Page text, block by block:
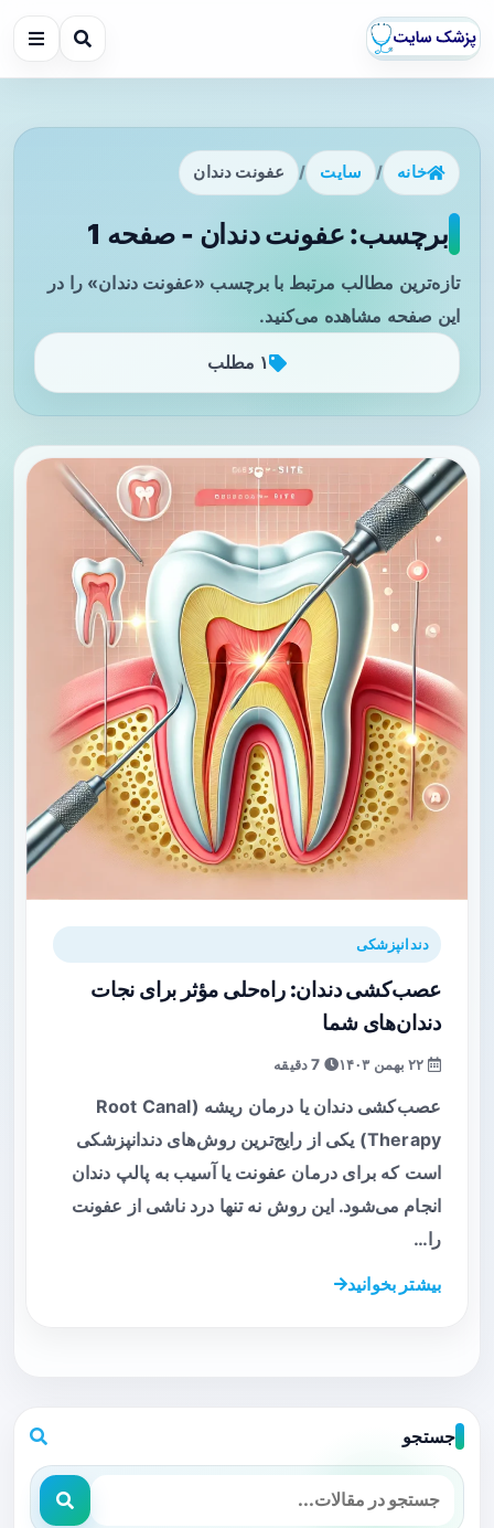
خانه / سایت / عفونت دندان
برچسب: عفونت دندان - صفحه 1
تازه‌ترین مطالب مرتبط با برچسب «عفونت دندان» را در
این صفحه مشاهده می‌کنید.
۱ مطلب
دندانپزشکی
عصب‌کشی دندان: راه‌حلی مؤثر برای نجات
دندان‌های شما
عصب‌کشی دندان یا درمان ریشه (Root Canal
Therapy) یکی از رایج‌ترین روش‌های دندانپزشکی
است که برای درمان عفونت یا آسیب به پالپ دندان
انجام می‌شود. این روش نه تنها درد ناشی از عفونت
را…
بیشتر بخوانید
جستجو